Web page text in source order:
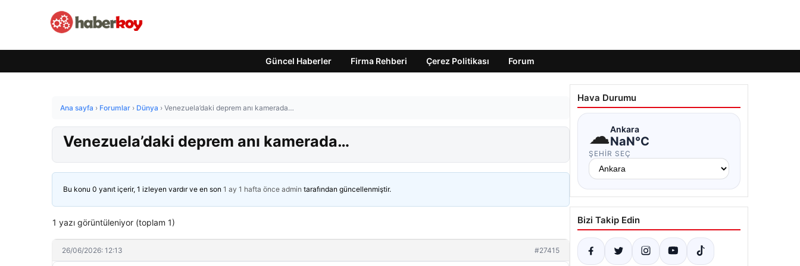
Güncel Haberler Firma Rehberi Çerez Politikası Forum
Ana sayfa › Forumlar › Dünya › Venezuela’daki deprem anı kamerada…
Venezuela’daki deprem anı kamerada…
Bu konu 0 yanıt içerir, 1 izleyen vardır ve en son 1 ay 1 hafta önce admin tarafından güncellenmiştir.
1 yazı görüntüleniyor (toplam 1)
26/06/2026: 12:13 #27415
Hava Durumu
☁Ankara
NaN°C
ŞEHIR SEÇ
Bizi Takip Edin